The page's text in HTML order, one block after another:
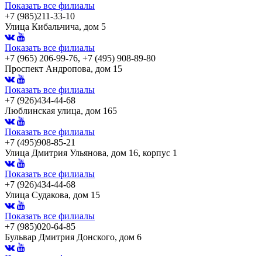
Показать все филиалы
+7 (985)211-33-10
Улица Кибальчича, дом 5
Показать все филиалы
+7 (965) 206-99-76, +7 (495) 908-89-80
Проспект Андропова, дом 15
Показать все филиалы
+7 (926)434-44-68
Люблинская улица, дом 165
Показать все филиалы
+7 (495)908-85-21
Улица Дмитрия Ульянова, дом 16, корпус 1
Показать все филиалы
+7 (926)434-44-68
Улица Судакова, дом 15
Показать все филиалы
+7 (985)020-64-85
Бульвар Дмитрия Донского, дом 6